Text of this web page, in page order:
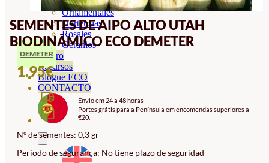
Ornamentales
Hortensias
Rosales
Geranios
Vivero
Recursos
Blogue ECO
CONTACTO
SEMENTES DE AIPO ALTO UTAH
BIODINÂMICO ECO DEMETER
DEMETER
1.95€
Envio em 24 a 48 horas
Portes grátis para a Península em encomendas superiores a
€20.
Nº de sementes: 0,3 gr
Período de segurança: No tiene plazo de seguridad